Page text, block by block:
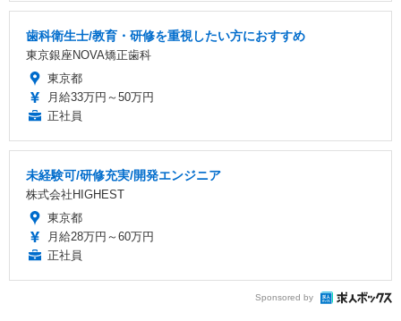
歯科衛生士/教育・研修を重視したい方におすすめ
東京銀座NOVA矯正歯科
東京都
月給33万円～50万円
正社員
未経験可/研修充実/開発エンジニア
株式会社HIGHEST
東京都
月給28万円～60万円
正社員
Sponsored by